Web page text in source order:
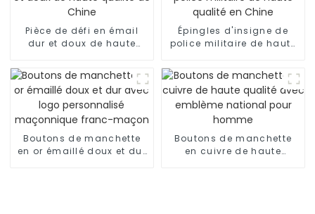
Pièce de défi en émail
dur et doux de haute
Épingles d'insigne de
police militaire de haute
Boutons de manchette
en or émaillé doux et dur
Boutons de manchette
en cuivre de haute